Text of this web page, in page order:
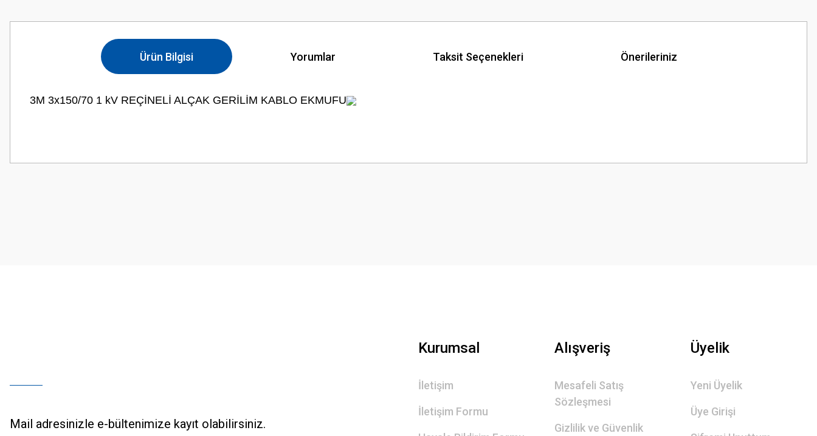
Ürün Bilgisi Yorumlar Taksit Seçenekleri Önerileriniz
3M 3x150/70 1 kV REÇİNELİ ALÇAK GERİLİM KABLO EKMUFU
Görüş ve önerileriniz için teşekkür ederiz.
Mail adresinizle e-bültenimize kayıt olabilirsiniz.
Kurumsal
İletişim
İletişim Formu
Alışveriş
Mesafeli Satış
Sözleşmesi
Gizlilik ve Güvenlik
Üyelik
Yeni Üyelik
Üye Girişi